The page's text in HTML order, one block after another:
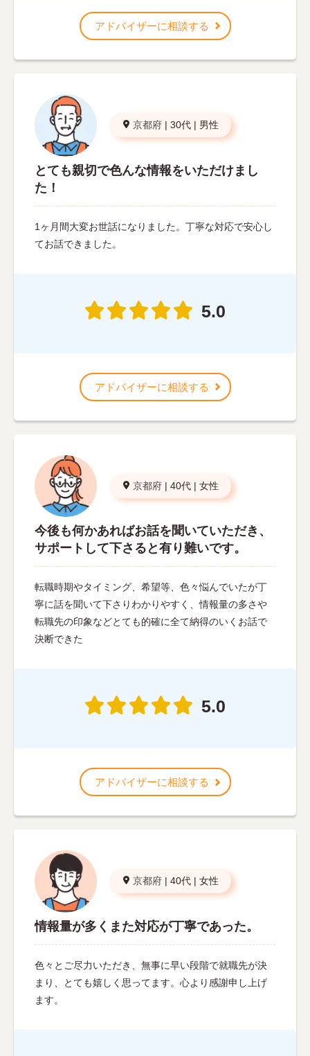
アドバイザーに相談する
京都府 | 30代 | 男性
とても親切で色んな情報をいただけまし
た！
1ヶ月間大変お世話になりました。丁寧な対応で安心し
てお話できました。
5.0
アドバイザーに相談する
京都府 | 40代 | 女性
今後も何かあればお話を聞いていただき、
サポートして下さると有り難いです。
転職時期やタイミング、希望等、色々悩んでいたが丁
寧に話を聞いて下さりわかりやすく、情報量の多さや
転職先の印象などとても的確に全て納得のいくお話で
決断できた
5.0
アドバイザーに相談する
京都府 | 40代 | 女性
情報量が多くまた対応が丁寧であった。
色々とご尽力いただき、無事に早い段階で就職先が決
まり、とても嬉しく思ってます。心より感謝申し上げ
ます。